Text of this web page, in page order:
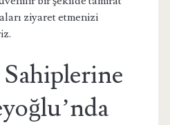
ziyaret etmenizi